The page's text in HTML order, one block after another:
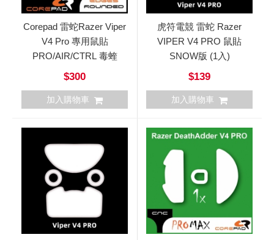
Corepad 雷蛇Razer Viper
V4 Pro 專用鼠貼
PRO/AIR/CTRL 毒蝰
$300
加入購物車
虎符電競 雷蛇 Razer
VIPER V4 PRO 鼠貼
SNOW版 (1入)
$139
加入購物車